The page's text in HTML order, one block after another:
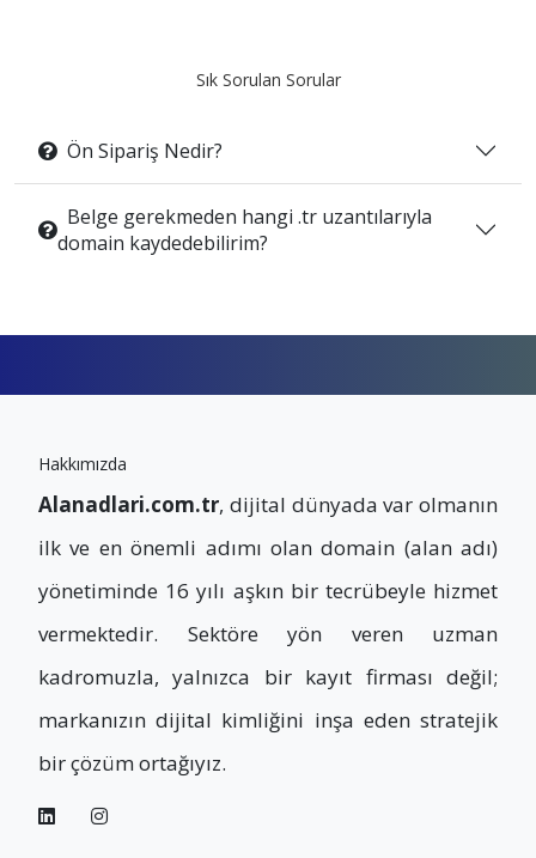
Sık Sorulan Sorular
Ön Sipariş Nedir?
Belge gerekmeden hangi .tr uzantılarıyla
domain kaydedebilirim?
Hakkımızda
Alanadlari.com.tr, dijital dünyada var olmanın
ilk ve en önemli adımı olan domain (alan adı)
yönetiminde 16 yılı aşkın bir tecrübeyle hizmet
vermektedir. Sektöre yön veren uzman
kadromuzla, yalnızca bir kayıt firması değil;
markanızın dijital kimliğini inşa eden stratejik
bir çözüm ortağıyız.